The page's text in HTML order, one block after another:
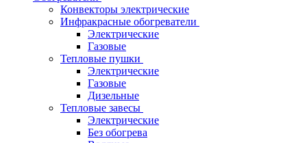
Конвекторы электрические
Инфракрасные обогреватели
Электрические
Газовые
Тепловые пушки
Электрические
Газовые
Дизельные
Тепловые завесы
Электрические
Без обогрева